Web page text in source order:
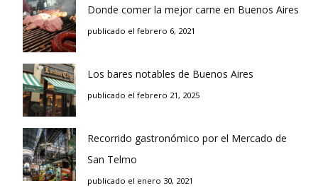
Donde comer la mejor carne en Buenos Aires
publicado el febrero 6, 2021
Los bares notables de Buenos Aires
publicado el febrero 21, 2025
Recorrido gastronómico por el Mercado de
San Telmo
publicado el enero 30, 2021